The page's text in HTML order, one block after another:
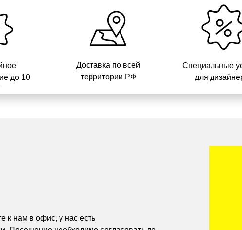
Доставка по всей
территории РФ
до 10
Специальные
для
к нам в офис, у нас есть